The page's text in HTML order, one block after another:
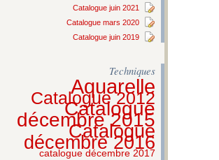
Catalogue juin 2021
Catalogue mars 2020
Catalogue juin 2019
Techniques
Aquarelle
Catalogue 2012
Catalogue
décembre 2015
Catalogue
décembre 2016
catalogue décembre 2017